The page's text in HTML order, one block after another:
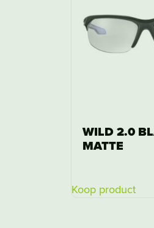
WILD 2.0
MATTE
Koop product